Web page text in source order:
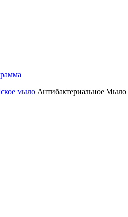
мыло Антибактериальное